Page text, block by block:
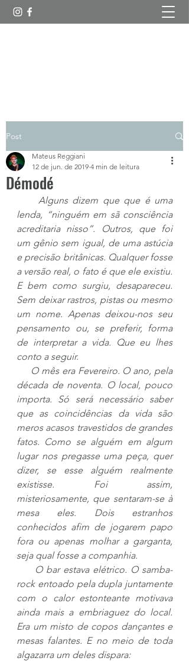
Post
Démodé
Mateus Reggiani
12 de jun. de 2019 4 min de leitura
lenda, “ninguém em sã consciência
acreditaria nisso”. Outros, que foi
um gênio sem igual, de uma astúcia
e precisão britânicas. Qualquer fosse
a versão real, o fato é que ele existiu.
E bem como surgiu, desapareceu.
Sem deixar rastros, pistas ou mesmo
um nome. Apenas deixou-nos seu
pensamento ou, se preferir, forma
de interpretar a vida. Que eu lhes
conto a seguir.
O mês era Fevereiro. O ano, pela
década de noventa. O local, pouco
importa. Só será necessário saber
que as coincidências da vida são
meros acasos travestidos de grandes
fatos. Como se alguém em algum
lugar nos pregasse uma peça, quer
dizer, se esse alguém realmente
existisse. Foi assim,
misteriosamente, que sentaram-se à
mesa eles. Dois estranhos
conhecidos afim de jogarem papo
fora ou apenas molhar a garganta,
seja qual fosse a companhia.
O bar estava elétrico. O samba-
rock entoado pela dupla juntamente
com o calor estonteante motivava
ainda mais a embriaguez do local.
Era um misto de copos dançantes e
mesas falantes. E no meio de toda
algazarra um deles dispara: